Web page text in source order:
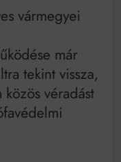
vármegyei
már
tekint vissza,
véradást